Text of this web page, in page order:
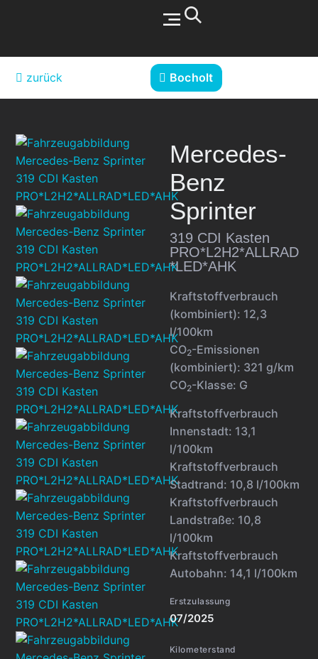
zurück Bocholt
Mercedes-
Benz
Sprinter
319 CDI Kasten
PRO*L2H2*ALLRAD
*LED*AHK
Kraftstoffverbrauch
(kombiniert): 12,3
l/100km
CO2-Emissionen
(kombiniert): 321 g/km
CO2-Klasse: G
Kraftstoffverbrauch
Innenstadt: 13,1
l/100km
Kraftstoffverbrauch
Stadtrand: 10,8 l/100km
Kraftstoffverbrauch
Landstraße: 10,8
l/100km
Kraftstoffverbrauch
Autobahn: 14,1 l/100km
Erstzulassung
07/2025
Kilometerstand